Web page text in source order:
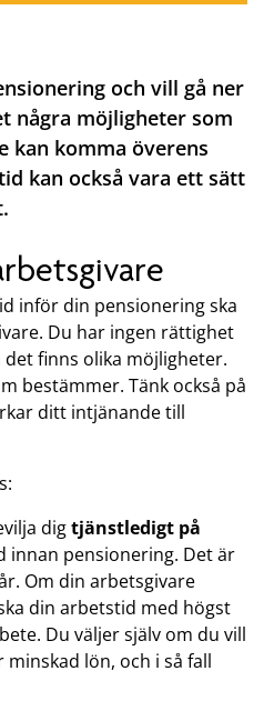
och vill gå ner
några möjligheter som
kan komma överens
kan också vara ett sätt
inför din pensionering ska
Du har ingen rättighet
finns olika möjligheter.
bestämmer. Tänk också på
ditt intjänande till
digtjänstledigt på
innan pensionering. Det är
Om din arbetsgivare
din arbetstid med högst
Du väljer själv om du vill
lön, och i så fall